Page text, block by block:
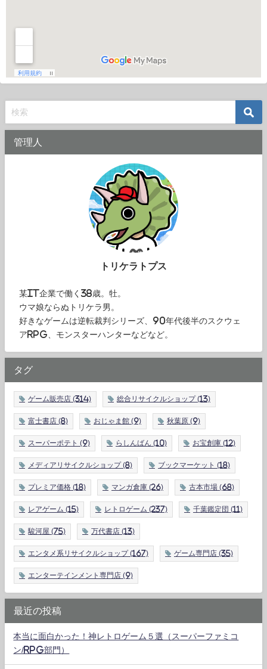
管理人
トリケラトプス
某IT企業で働く38歳。牡。
ウマ娘ならぬトリケラ男。
好きなゲームは逆転裁判シリーズ、90年代後半のスクウェ
アRPG、モンスターハンターなどなど。
タグ
ゲーム販売店 (314) 総合リサイクルショップ(13)
富士書店 (8) おじゃま館 (9) 秋葉原 (9)
スーパーポテト (9) らしんばん (10) お宝創庫 (12)
メディアリサイクルショップ(8) ブックマーケット (18)
プレミア価格 (18) マンガ倉庫 (26) 古本市場 (68)
レアゲーム (15) レトロゲーム (237) 千葉鑑定団 (11)
駿河屋 (75) 万代書店 (13)
エンタメ系リサイクルショップ(167) ゲーム専門店 (35)
エンターテインメント専門店 (9)
最近の投稿
本当に面白かった！神レトロゲーム５選（スーパーファミコ
ン/RPG部門）